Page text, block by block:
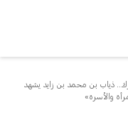
ذياب بن محمد بن زايد يشهد
والأسرة»